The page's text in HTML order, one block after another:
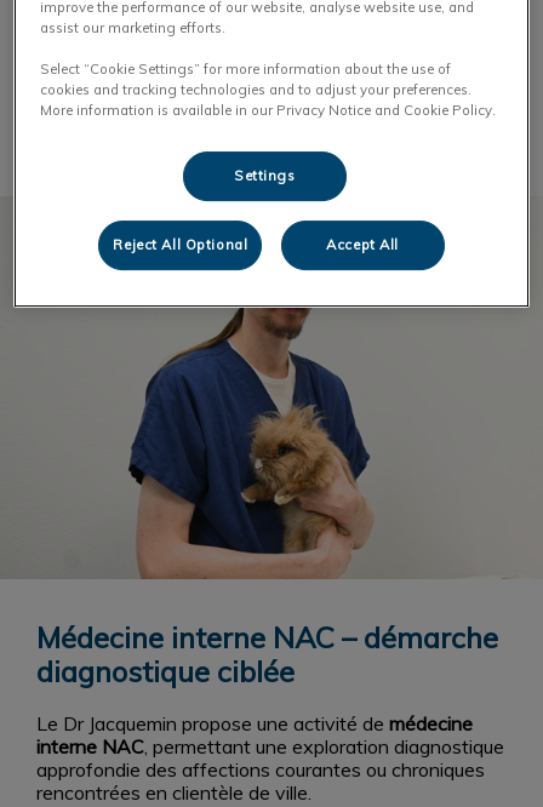
croissantes.
Médecine interne NAC – démarche
diagnostique ciblée
Le Dr Jacquemin propose une activité de médecine
interne NAC, permettant une exploration diagnostique
approfondie des affections courantes ou chroniques
rencontrées en clientèle de ville.
improve the performance of our website, analyse website use, and
assist our marketing efforts.
Select “Cookie Settings” for more information about the use of
cookies and tracking technologies and to adjust your preferences.
More information is available in our Privacy Notice and Cookie Policy.
Settings
Reject All Optional Accept All